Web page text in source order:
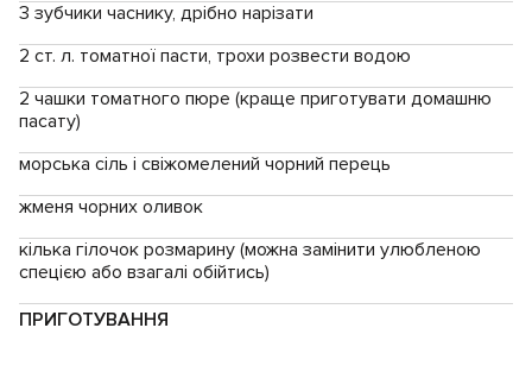
3 зубчики часнику, дрібно нарізати
2 ст. л. томатної пасти, трохи розвести водою
2 чашки томатного пюре (краще приготувати домашню
пасату)
морська сіль і свіжомелений чорний перець
жменя чорних оливок
кілька гілочок розмарину (можна замінити улюбленою
спецією або взагалі обійтись)
ПРИГОТУВАННЯ